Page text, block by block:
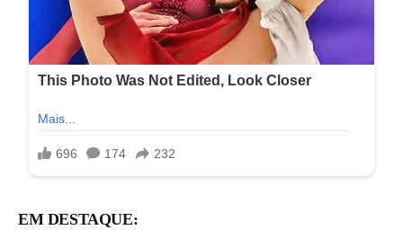
EM DESTAQUE: